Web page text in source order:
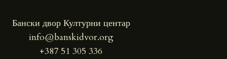
Бански двор Културни центар
info@banskidvor.org
+387 51 305 336